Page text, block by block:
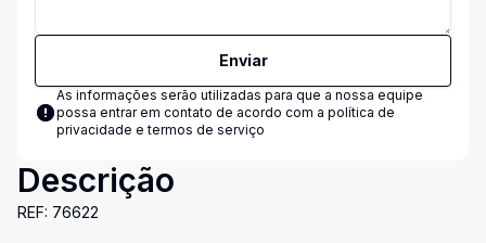
Enviar
As informações serão utilizadas para que a nossa equipe
possa entrar em contato de acordo com a política de
privacidade e termos de serviço
Descrição
REF: 76622